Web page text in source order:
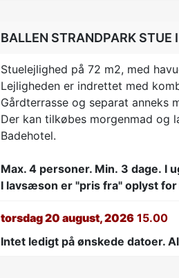
BALLEN STRANDPARK STUE
Stuelejlighed på 72 m2, med
Lejligheden er indrettet med
Gårdterrasse og separat anneks
Der kan tilkøbes morgenmad
Badehotel.
Max. 4 personer. Min. 3 dage. I
I lavsæson er "pris fra" oplyst
torsdag 20 august, 2026 15.00
Intet ledigt på ønskede datoer.